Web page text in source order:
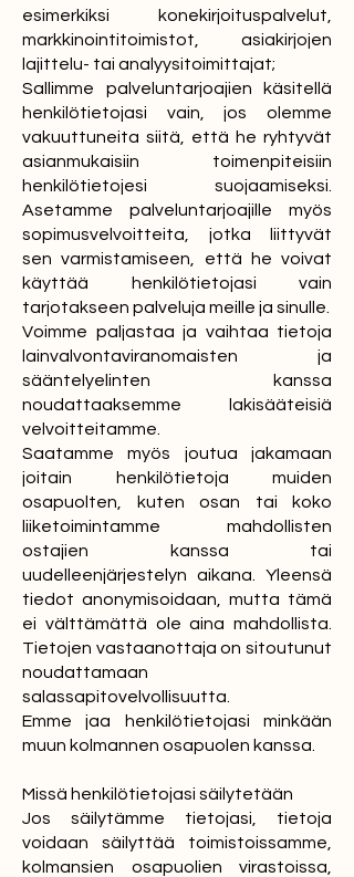
esimerkiksi konekirjoituspalvelut,
markkinointitoimistot, asiakirjojen
lajittelu- tai analyysitoimittajat;
Sallimme palveluntarjoajien käsitellä
henkilötietojasi vain, jos olemme
vakuuttuneita siitä, että he ryhtyvät
asianmukaisiin toimenpiteisiin
henkilötietojesi suojaamiseksi.
Asetamme palveluntarjoajille myös
sopimusvelvoitteita, jotka liittyvät
sen varmistamiseen, että he voivat
käyttää henkilötietojasi vain
tarjotakseen palveluja meille ja sinulle.
Voimme paljastaa ja vaihtaa tietoja
lainvalvontaviranomaisten ja
sääntelyelinten kanssa
noudattaaksemme lakisääteisiä
velvoitteitamme.
Saatamme myös joutua jakamaan
joitain henkilötietoja muiden
osapuolten, kuten osan tai koko
liiketoimintamme mahdollisten
ostajien kanssa tai
uudelleenjärjestelyn aikana. Yleensä
tiedot anonymisoidaan, mutta tämä
ei välttämättä ole aina mahdollista.
Tietojen vastaanottaja on sitoutunut
noudattamaan
salassapitovelvollisuutta.
Emme jaa henkilötietojasi minkään
muun kolmannen osapuolen kanssa.
Missä henkilötietojasi säilytetään
Jos säilytämme tietojasi, tietoja
voidaan säilyttää toimistoissamme,
kolmansien osapuolien virastoissa,